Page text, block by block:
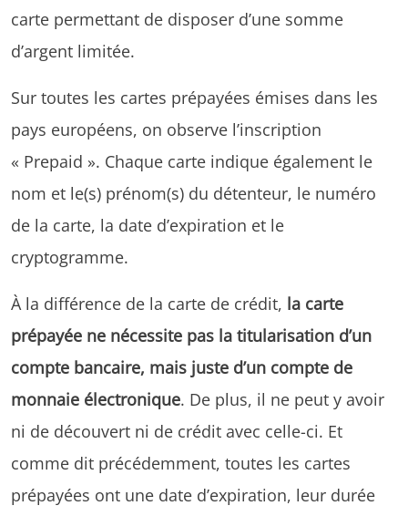
carte permettant de disposer d’une somme
d’argent limitée.
Sur toutes les cartes prépayées émises dans les
pays européens, on observe l’inscription
« Prepaid ». Chaque carte indique également le
nom et le(s) prénom(s) du détenteur, le numéro
de la carte, la date d’expiration et le
cryptogramme.
À la différence de la carte de crédit, la carte
prépayée ne nécessite pas la titularisation d’un
compte bancaire, mais juste d’un compte de
monnaie électronique. De plus, il ne peut y avoir
ni de découvert ni de crédit avec celle-ci. Et
comme dit précédemment, toutes les cartes
prépayées ont une date d’expiration, leur durée